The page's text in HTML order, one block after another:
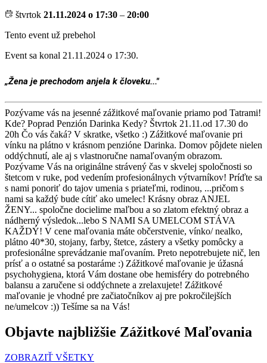
štvrtok 21.11.2024 o 17:30 – 20:00
Tento event už prebehol
Event sa konal 21.11.2024 o 17:30.
„Žena je prechodom anjela k človeku..."
Pozývame vás na jesenné zážitkové maľovanie priamo pod Tatrami!
Kde? Poprad Penzión Darinka Kedy? Štvrtok 21.11.od 17.30 do
20h Čo vás čaká? V skratke, všetko :) Zážitkové maľovanie pri
vínku na plátno v krásnom penzióne Darinka. Domov pôjdete nielen
oddýchnutí, ale aj s vlastnoručne namaľovaným obrazom.
Pozývame Vás na originálne strávený čas v skvelej spoločnosti so
štetcom v ruke, pod vedením profesionálnych výtvarníkov! Príďte sa
s nami ponoriť do tajov umenia s priateľmi, rodinou, ...pričom s
nami sa každý bude cítiť ako umelec! Krásny obraz ANJEL
ŽENY... spoločne docielime maľbou a so zlatom efektný obraz a
nádherný výsledok...lebo S NAMI SA UMELCOM STÁVA
KAŽDÝ! V cene maľovania máte občerstvenie, vínko/ nealko,
plátno 40*30, stojany, farby, štetce, zástery a všetky pomôcky a
profesionálne sprevádzanie maľovaním. Preto nepotrebujete nič, len
prísť a o ostatné sa postaráme :) Zážitkové maľovanie je úžasná
psychohygiena, ktorá Vám dostane obe hemisféry do potrebného
balansu a zaručene si oddýchnete a zrelaxujete! Zážitkové
maľovanie je vhodné pre začiatočníkov aj pre pokročilejších
ne/umelcov :)) Tešíme sa na Vás!
Objavte najbližšie Zážitkové Maľovania
ZOBRAZIŤ VŠETKY